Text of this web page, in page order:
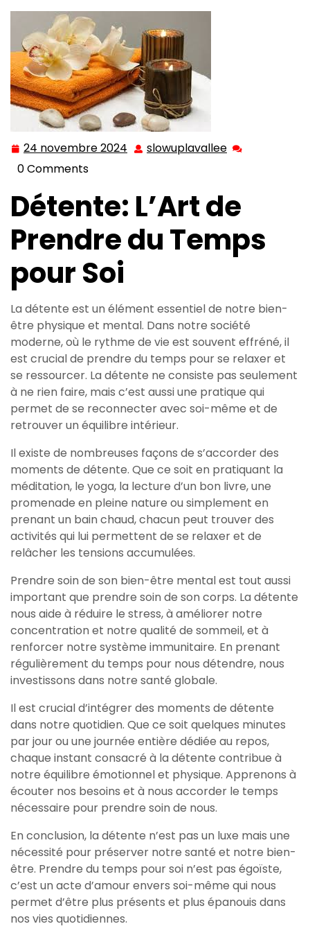
24 novembre 2024 24 slowuplavallee slowuplavallee
0 Comments
Détente: L’Art de
Prendre du Temps
pour Soi
La détente est un élément essentiel de notre bien-
être physique et mental. Dans notre société
moderne, où le rythme de vie est souvent effréné, il
est crucial de prendre du temps pour se relaxer et
se ressourcer. La détente ne consiste pas seulement
à ne rien faire, mais c’est aussi une pratique qui
permet de se reconnecter avec soi-même et de
retrouver un équilibre intérieur.
Il existe de nombreuses façons de s’accorder des
moments de détente. Que ce soit en pratiquant la
méditation, le yoga, la lecture d’un bon livre, une
promenade en pleine nature ou simplement en
prenant un bain chaud, chacun peut trouver des
activités qui lui permettent de se relaxer et de
relâcher les tensions accumulées.
Prendre soin de son bien-être mental est tout aussi
important que prendre soin de son corps. La détente
nous aide à réduire le stress, à améliorer notre
concentration et notre qualité de sommeil, et à
renforcer notre système immunitaire. En prenant
régulièrement du temps pour nous détendre, nous
investissons dans notre santé globale.
Il est crucial d’intégrer des moments de détente
dans notre quotidien. Que ce soit quelques minutes
par jour ou une journée entière dédiée au repos,
chaque instant consacré à la détente contribue à
notre équilibre émotionnel et physique. Apprenons à
écouter nos besoins et à nous accorder le temps
nécessaire pour prendre soin de nous.
En conclusion, la détente n’est pas un luxe mais une
nécessité pour préserver notre santé et notre bien-
être. Prendre du temps pour soi n’est pas égoïste,
c’est un acte d’amour envers soi-même qui nous
permet d’être plus présents et plus épanouis dans
nos vies quotidiennes.